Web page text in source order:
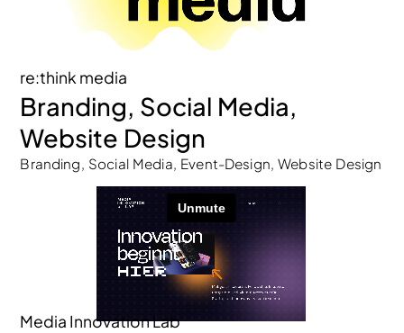
re:think media
Branding, Social Media,
Website Design
Branding, Social Media, Event-Design, Website Design
Media Innovation Lab